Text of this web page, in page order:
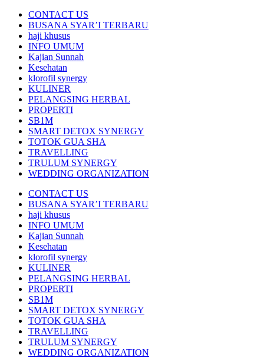
CONTACT US
BUSANA SYAR’I TERBARU
haji khusus
INFO UMUM
Kajian Sunnah
Kesehatan
klorofil synergy
KULINER
PELANGSING HERBAL
PROPERTI
SB1M
SMART DETOX SYNERGY
TOTOK GUA SHA
TRAVELLING
TRULUM SYNERGY
WEDDING ORGANIZATION
CONTACT US
BUSANA SYAR’I TERBARU
haji khusus
INFO UMUM
Kajian Sunnah
Kesehatan
klorofil synergy
KULINER
PELANGSING HERBAL
PROPERTI
SB1M
SMART DETOX SYNERGY
TOTOK GUA SHA
TRAVELLING
TRULUM SYNERGY
WEDDING ORGANIZATION